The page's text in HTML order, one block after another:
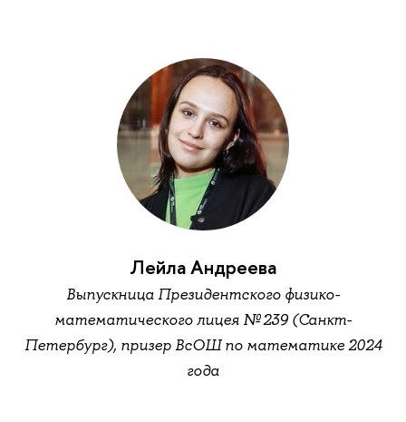
Лейла Андреева
Выпускница Президентского физико-
математического лицея № 239 (Санкт-
Петербург), призер ВсОШ по математике 2024
года